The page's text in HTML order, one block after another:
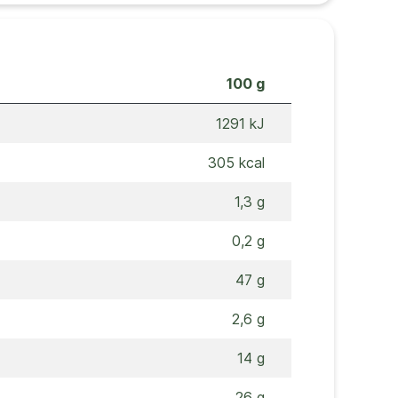
100 g
1291 kJ
305 kcal
1,3 g
0,2 g
47 g
2,6 g
14 g